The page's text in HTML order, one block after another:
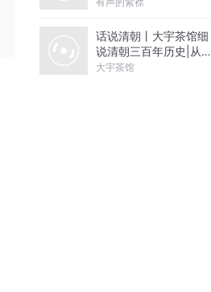
话说清朝丨大宇茶馆细
说清朝三百年历史|从努
尔哈赤到末代皇帝溥仪|
大宇茶馆